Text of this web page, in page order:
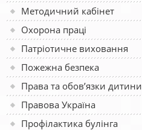
Методичний кабінет
Охорона праці
Патріотичне виховання
Пожежна безпека
Права та обов’язки дитини
Правова Україна
Профілактика булінга